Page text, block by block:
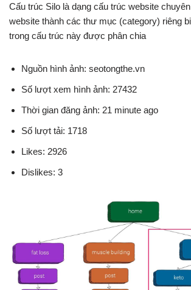
Cấu trúc Silo là dạng cấu trúc website
website thành các thư mục (category) riêng
trong cấu trúc này được phân chia
Nguồn hình ảnh: seotongthe.vn
Số lượt xem hình ảnh: 27432
Thời gian đăng ảnh: 21 minute ago
Số lượt tải: 1718
Likes: 2926
Dislikes: 3